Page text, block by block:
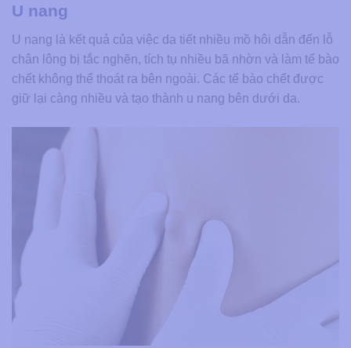
U nang
U nang là kết quả của việc da tiết nhiều mồ hôi dẫn đến lỗ
chân lông bị tắc nghẽn, tích tụ nhiều bã nhờn và làm tế bào
chết không thể thoát ra bên ngoài. Các tế bào chết được
giữ lại càng nhiều và tạo thành u nang bên dưới da.